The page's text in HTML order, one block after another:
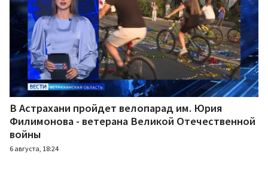
В Астрахани пройдет велопарад им. Юрия
Филимонова - ветерана Великой Отечественной
войны
6 августа, 18:24